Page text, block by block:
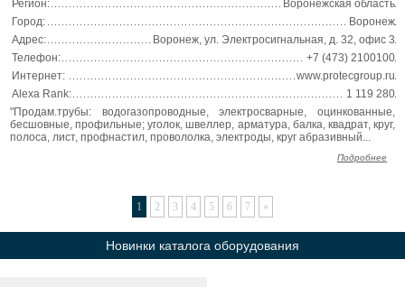
Регион:
Воронежская область
Город:
Воронеж
Адрес:
Воронеж, ул. Электросигнальная, д. 32, офис 3
Телефон:
+7 (473) 2100100
Интернет:
www.protecgroup.ru
Alexa Rank:
1 119 280
"Продам.трубы: водогазопроводные, электросварные, оцинкованные,
бесшовные, профильные; уголок, швеллер, арматура, балка, квадрат, круг,
полоса, лист, профнастил, провололка, электроды, круг абразивный...
Подробнее
1 2 3 4 5 6 7 »
Новинки каталога оборудования